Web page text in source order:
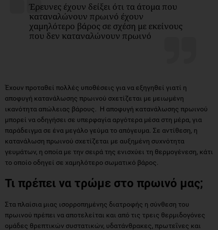
Έρευνες έχουν δείξει ότι τα άτομα που
καταναλώνουν πρωινό έχουν
χαμηλότερο βάρος σε σχέση με εκείνους
που δεν καταναλώνουν πρωινό
Έχουν προταθεί πολλές υποθέσεις για να εξηγηθεί γιατί η
αποφυγή κατανάλωσης πρωινού σχετίζεται με μειωμένη
ικανότητα απώλειας βάρους. Η αποφυγή κατανάλωσης πρωινού
μπορεί να οδηγήσει σε υπερφαγία αργότερα μέσα στη μέρα, για
παράδειγμα σε ένα μεγάλο γεύμα το απόγευμα. Σε αντίθεση, η
κατανάλωση πρωινού σχετίζεται με αυξημένη συχνότητα
γευμάτων, η οποία με την σειρά της ενισχύει τη θερμογένεση, κάτι
το οποίο οδηγεί σε χαμηλότερο σωματικό βάρος.
Τι πρέπει να τρώμε στο πρωινό μας;
Στα πλαίσια μιας ισορροπημένης διατροφής η σύνθεση του
πρωινού πρέπει να αποτελείται και από τις τρεις θερμιδογόνες
ομάδες θρεπτικών συστατικών, υδατάνθρακες, πρωτεΐνες και